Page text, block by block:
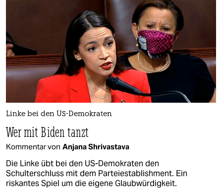
Linke bei den US-Demokraten
Wer mit Biden tanzt
Kommentar von Anjana Shrivastava
Die Linke übt bei den US-Demokraten den
Schulterschluss mit dem Parteiestablishment. Ein
riskantes Spiel um die eigene Glaubwürdigkeit.